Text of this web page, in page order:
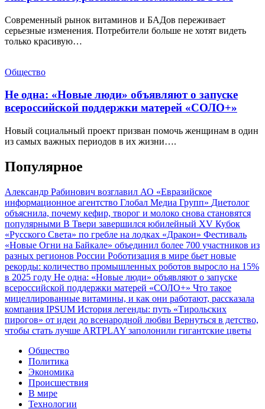
Современный рынок витаминов и БАДов переживает
серьезные изменения. Потребители больше не хотят видеть
только красивую…
Общество
Не одна: «Новые люди» объявляют о запуске
всероссийской поддержки матерей «СОЛО+»
Новый социальный проект призван помочь женщинам в один
из самых важных периодов в их жизни….
Популярное
Александр Рабинович возглавил АО «Евразийское
информационное агентство Глобал Медиа Групп» Диетолог
объяснила, почему кефир, творог и молоко снова становятся
популярными В Твери завершился юбилейный XV Кубок
«Русского Света» по гребле на лодках «Дракон» Фестиваль
«Новые Огни на Байкале» объединил более 700 участников из
разных регионов России Роботизация в мире бьет новые
рекорды: количество промышленных роботов выросло на 15%
в 2025 году Не одна: «Новые люди» объявляют о запуске
всероссийской поддержки матерей «СОЛО+» Что такое
мицеллированные витамины, и как они работают, рассказала
компания IPSUM История легенды: путь «Тирольских
пирогов» от идеи до всенародной любви Вернуться в детство,
чтобы стать лучше ARTPLAY заполонили гигантские цветы
Общество
Политика
Экономика
Происшествия
В мире
Технологии